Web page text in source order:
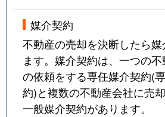
媒介契約
不動産の売却を決断したら
ます。媒介契約は、一つの
の依頼をする専任媒介契約(
約)と複数の不動産会社に売
一般媒介契約があります。